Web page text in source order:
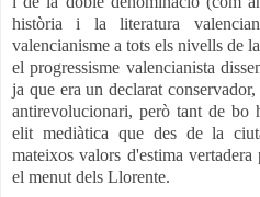
història i la literatura
valencianisme a tots els nivells de
el progressisme valencianista
ja que era un declarat
antirevolucionari, però tant de bo
elit mediàtica que des de la
mateixos valors d'estima
el menut dels Llorente.